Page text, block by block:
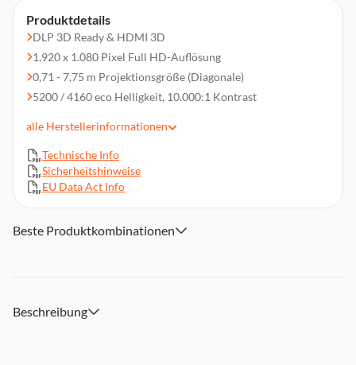
Produktdetails
DLP 3D Ready & HDMI 3D
1.920 x 1.080 Pixel Full HD-Auflösung
0,71 - 7,75 m Projektionsgröße (Diagonale)
5200 / 4160 eco Helligkeit, 10.000:1 Kontrast
Abmessungen (BxHxT): ca. 313 x 255,25 x 106,9 mm
alle Herstellerinformationen
Technische Info
Sicherheitshinweise
EU Data Act Info
Beste Produktkombinationen
Beschreibung